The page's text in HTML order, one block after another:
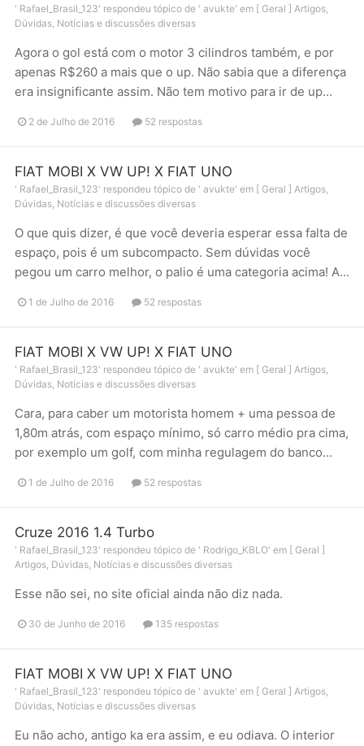
' Rafael_Brasil_123' respondeu tópico de ' avukte' em [ Geral ] Artigos,
Dúvidas, Notícias e discussões diversas
Agora o gol está com o motor 3 cilindros também, e por
apenas R$260 a mais que o up. Não sabia que a diferença
era insignificante assim. Não tem motivo para ir de up...
2 de Julho de 2016 52 respostas
FIAT MOBI X VW UP! X FIAT UNO
' Rafael_Brasil_123' respondeu tópico de ' avukte' em [ Geral ] Artigos,
Dúvidas, Notícias e discussões diversas
O que quis dizer, é que você deveria esperar essa falta de
espaço, pois é um subcompacto. Sem dúvidas você
pegou um carro melhor, o palio é uma categoria acima! A...
1 de Julho de 2016 52 respostas
FIAT MOBI X VW UP! X FIAT UNO
' Rafael_Brasil_123' respondeu tópico de ' avukte' em [ Geral ] Artigos,
Dúvidas, Notícias e discussões diversas
Cara, para caber um motorista homem + uma pessoa de
1,80m atrás, com espaço mínimo, só carro médio pra cima,
por exemplo um golf, com minha regulagem do banco...
1 de Julho de 2016 52 respostas
Cruze 2016 1.4 Turbo
' Rafael_Brasil_123' respondeu tópico de ' Rodrigo_KBLO' em [ Geral ]
Artigos, Dúvidas, Notícias e discussões diversas
Esse não sei, no site oficial ainda não diz nada.
30 de Junho de 2016 135 respostas
FIAT MOBI X VW UP! X FIAT UNO
' Rafael_Brasil_123' respondeu tópico de ' avukte' em [ Geral ] Artigos,
Dúvidas, Notícias e discussões diversas
Eu não acho, antigo ka era assim, e eu odiava. O interior